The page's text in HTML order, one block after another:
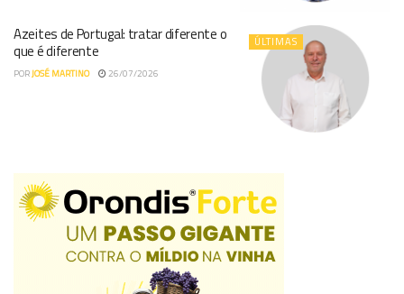
ÚLTIMAS
Azeites de Portugal: tratar diferente o
que é diferente
PORJOSÉ MARTINO 26/07/2026